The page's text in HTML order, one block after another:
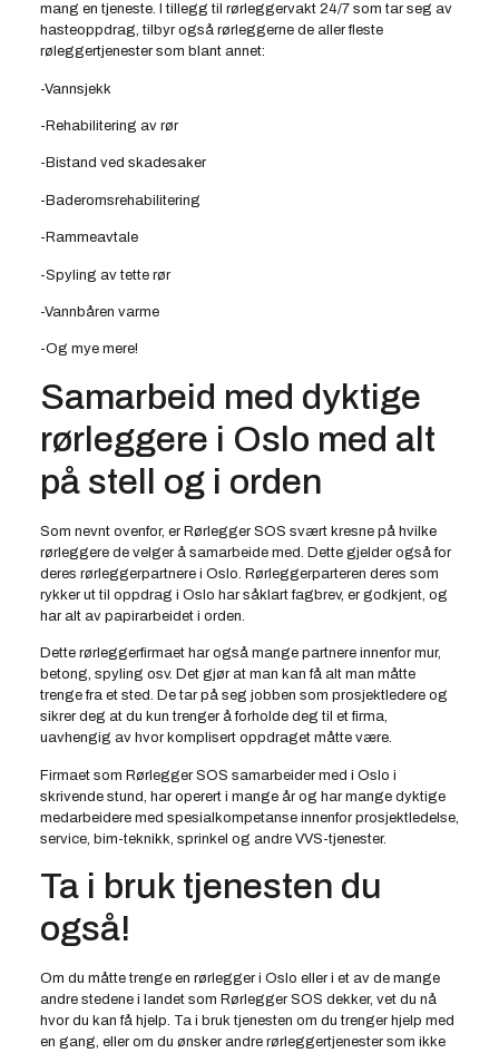
mang en tjeneste. I tillegg til rørleggervakt 24/7 som tar seg av
hasteoppdrag, tilbyr også rørleggerne de aller fleste
røleggertjenester som blant annet:
-Vannsjekk
-Rehabilitering av rør
-Bistand ved skadesaker
-Baderomsrehabilitering
-Rammeavtale
-Spyling av tette rør
-Vannbåren varme
-Og mye mere!
Samarbeid med dyktige
rørleggere i Oslo med alt
på stell og i orden
Som nevnt ovenfor, er Rørlegger SOS svært kresne på hvilke
rørleggere de velger å samarbeide med. Dette gjelder også for
deres rørleggerpartnere i Oslo. Rørleggerparteren deres som
rykker ut til oppdrag i Oslo har såklart fagbrev, er godkjent, og
har alt av papirarbeidet i orden.
Dette rørleggerfirmaet har også mange partnere innenfor mur,
betong, spyling osv. Det gjør at man kan få alt man måtte
trenge fra et sted. De tar på seg jobben som prosjektledere og
sikrer deg at du kun trenger å forholde deg til et firma,
uavhengig av hvor komplisert oppdraget måtte være.
Firmaet som Rørlegger SOS samarbeider med i Oslo i
skrivende stund, har operert i mange år og har mange dyktige
medarbeidere med spesialkompetanse innenfor prosjektledelse,
service, bim-teknikk, sprinkel og andre VVS-tjenester.
Ta i bruk tjenesten du
også!
Om du måtte trenge en rørlegger i Oslo eller i et av de mange
andre stedene i landet som Rørlegger SOS dekker, vet du nå
hvor du kan få hjelp. Ta i bruk tjenesten om du trenger hjelp med
en gang, eller om du ønsker andre rørleggertjenester som ikke